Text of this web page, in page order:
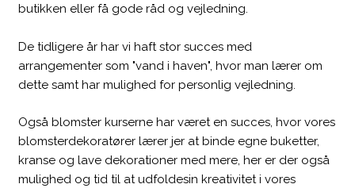
butikken eller få gode råd og vejledning.
De tidligere år har vi haft stor succes med
arrangementer som "vand i haven", hvor man lærer om
dette samt har mulighed for personlig vejledning.
Også blomster kurserne har været en succes, hvor vores
blomsterdekoratører lærer jer at binde egne buketter,
kranse og lave dekorationer med mere, her er der også
mulighed og tid til at udfoldesin kreativitet i vores